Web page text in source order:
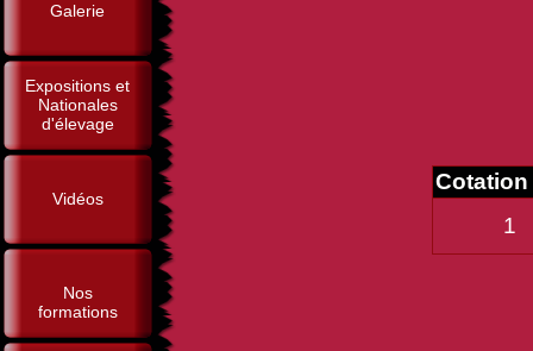
Galerie
Expositions et
Nationales
d'élevage
Vidéos
Nos
formations
Cotation
1